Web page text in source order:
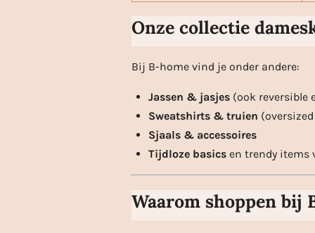
Onze collectie
Bij B-home vind je onder andere:
Jassen & jasjes (ook reversible
Sweatshirts & truien
Sjaals & accessoires
Tijdloze basics en trendy items
Waarom shoppen bij